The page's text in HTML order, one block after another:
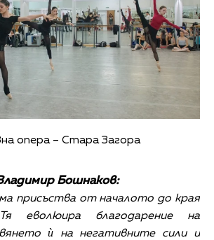
опера – Стара Загора
Бошнаков:
присъства от началото до края
еволюира благодарение на
ѝ на негативните сили и